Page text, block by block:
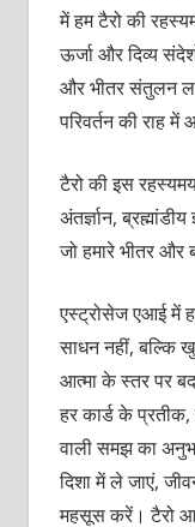
में हम टैरो की
ऊर्जा और दिव्य
और भीतर संतुलन
परिवर्तन की राह में
टैरो की इस रहस्यमय
अंतर्ज्ञान,
जो हमारे भीतर और
एस्ट्रोसेज एआई में
साधन नहीं, बल्कि
आत्मा के स्तर पर
हर कार्ड के
वाली समझ का
दिशा में ले जाएं,
महसूस करें। टैरो